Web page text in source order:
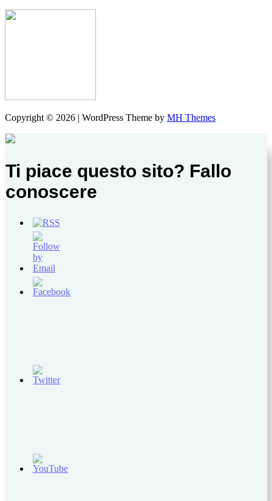
Copyright © 2026 | WordPress Theme by MH Themes
Ti piace questo sito? Fallo
conoscere